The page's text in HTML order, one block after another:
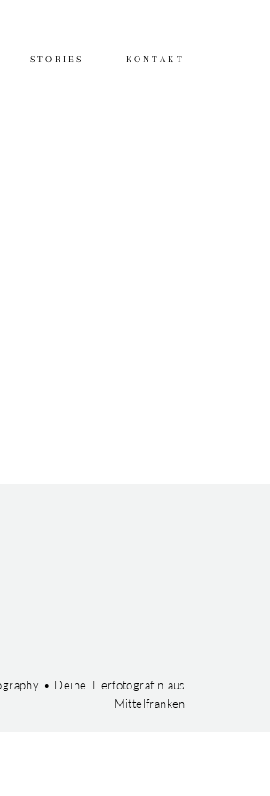
STORIES KONTAKT
• Deine Tierfotografin aus
Mittelfranken